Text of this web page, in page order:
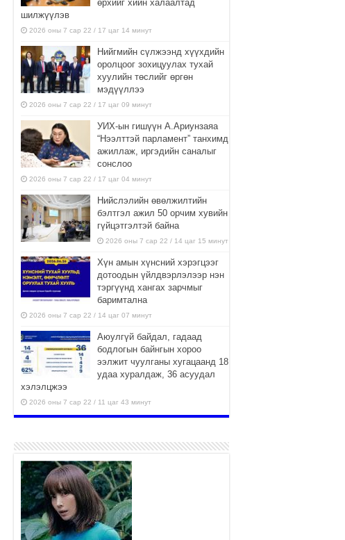
өрхийг хийн халаалтад
шилжүүлэв
2026 оны 7 сар 22 / 17 цаг 14 минут
Нийгмийн сүлжээнд хүүхдийн
оролцоог зохицуулах тухай
хуулийн төслийг өргөн
мэдүүллээ
2026 оны 7 сар 22 / 17 цаг 09 минут
УИХ-ын гишүүн А.Ариунзаяа
“Нээлттэй парламент” танхимд
ажиллаж, иргэдийн саналыг
сонслоо
2026 оны 7 сар 22 / 17 цаг 04 минут
Нийслэлийн өвөлжилтийн
бэлтгэл ажил 50 орчим хувийн
гүйцэтгэлтэй байна
2026 оны 7 сар 22 / 14 цаг 15 минут
Хүн амын хүнсний хэрэгцээг
дотоодын үйлдвэрлэлээр нэн
тэргүүнд хангах зарчмыг
баримтална
2026 оны 7 сар 22 / 14 цаг 07 минут
Аюулгүй байдал, гадаад
бодлогын байнгын хороо
ээлжит чуулганы хугацаанд 18
удаа хуралдаж, 36 асуудал
хэлэлцжээ
2026 оны 7 сар 22 / 11 цаг 43 минут
боломжтой-Хүүхэд хөгжүүлэх
төв” байгуулах төсөлд төр,
хувийн хэвшлийн түншлэлийн хүрээнд хамтран
ажиллахыг урьж байна
2026 оны 7 сар 22 / 9 цаг 28 минут
Б.Пүрэвдагва: “Урт цагаан”-ыг
залуучууд чөлөөт цагаа